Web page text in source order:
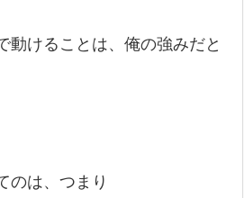
動けることは、俺の強みだと
のは、つまり